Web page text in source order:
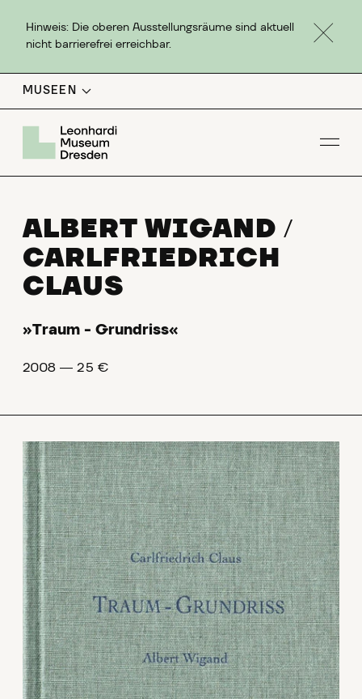
Hinweis: Die oberen Ausstellungsräume sind aktuell
nicht barrierefrei erreichbar.
MUSEEN
ALBERT WIGAND /
CARLFRIEDRICH
CLAUS
»Traum - Grundriss«
2008 ― 25 €